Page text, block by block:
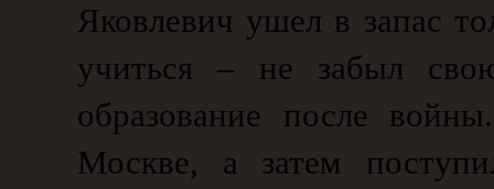
Яковлевич ушел в запас
учиться – не забыл
образование после
Москве, а затем